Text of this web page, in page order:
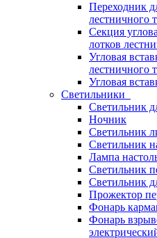
Переходник
лестничного
Секция
лотков
Угловая
лестничного
Угловая
Светильники
Светильник
Ночник
Светильник
Светильник
Лампа
Светильник
Светильник
Прожектор
Фонарь
Фонарь